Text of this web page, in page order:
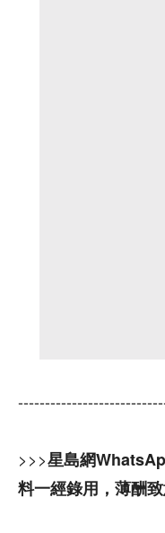
>>>星島網
料一經錄用，薄酬致